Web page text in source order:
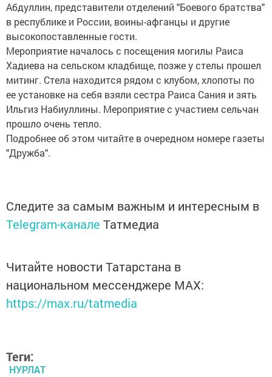
Абдуллин, представители отделений "Боевого братства"
в республике и России, воины-афганцы и другие
высокопоставленные гости.
Мероприятие началось с посещения могилы Раиса
Хадиева на сельском кладбище, позже у стелы прошел
митинг. Стела находится рядом с клубом, хлопоты по
ее установке на себя взяли сестра Раиса Сания и зять
Ильгиз Набиуллины. Мероприятие с участием сельчан
прошло очень тепло.
Подробнее об этом читайте в очередном номере газеты
"Дружба".
Следите за самым важным и интересным в
Telegram-канале Татмедиа
Читайте новости Татарстана в
национальном мессенджере MАХ:
https://max.ru/tatmedia
Теги:
НУРЛАТ